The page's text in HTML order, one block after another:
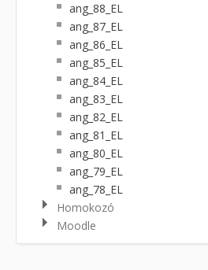
ang_88_EL
ang_87_EL
ang_86_EL
ang_85_EL
ang_84_EL
ang_83_EL
ang_82_EL
ang_81_EL
ang_80_EL
ang_79_EL
ang_78_EL
Homokozó
Moodle